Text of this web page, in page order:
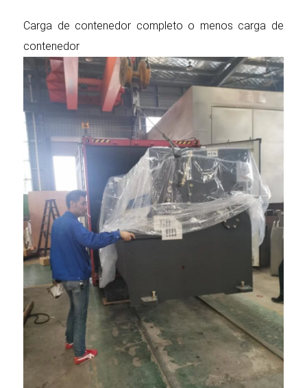
Carga de contenedor completo o menos carga de
contenedor